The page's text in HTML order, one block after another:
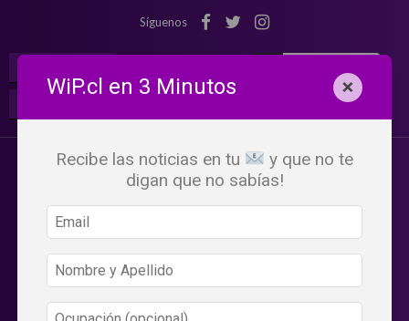
Síguenos
WiP.cl en 3 Minutos ×
Recibe las noticias en tu
y que no te
digan que no sabías!